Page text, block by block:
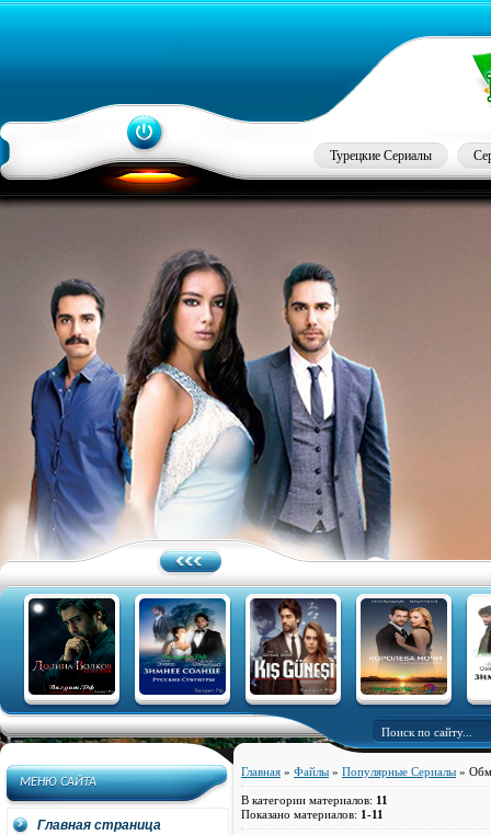
Турецкие Сериалы
МЕНЮ САЙТА
Главная страница
Главная » Файлы » Популярные Сериалы »
В категории материалов: 11
Показано материалов: 1-11